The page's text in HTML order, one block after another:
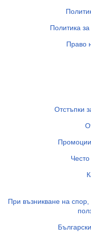
Политика
Право
Отстъпки
Промоции
При възникване на